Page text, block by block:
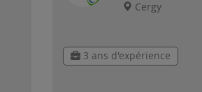
Cergy
3 ans d'expérience